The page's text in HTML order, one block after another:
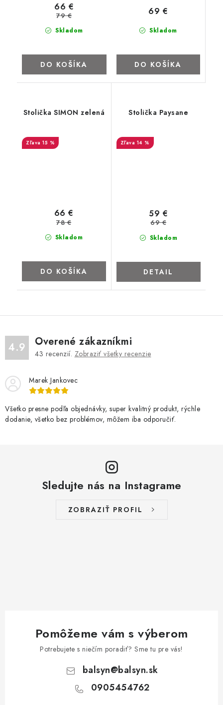
Skladom
66 €
79 €
DO KOŠÍKA
Skladom
69 €
DO KOŠÍKA
Stolička SIMON zelená
15 %
Skladom
66 €
78 €
DO KOŠÍKA
Stolička Paysane
14 %
Skladom
59 €
69 €
DETAIL
4.9 Overené zákazníkmi
43 recenzií. Zobraziť všetky recenzie
Marek Jankovec
Všetko presne podľa objednávky, super kvalitný produkt, rýchle
dodanie, všetko bez problémov, môžem iba odporučiť.
Sledujte nás na Instagrame
ZOBRAZIŤ PROFIL
Pomôžeme vám s výberom
Potrebujete s niečím poradiť? Sme tu pre vás!
balsyn@balsyn.sk
0905454762